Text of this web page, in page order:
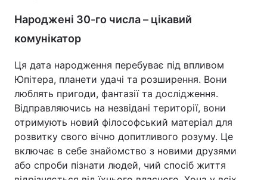
Народжені 30-го числа – цікавий
комунікатор
Ця дата народження перебуває під впливом
Юпітера, планети удачі та розширення. Вони
люблять пригоди, фантазії та дослідження.
Відправляючись на незвідані території, вони
отримують новий філософський матеріал для
розвитку свого вічно допитливого розуму. Це
включає в себе знайомство з новими друзями
або спроби пізнати людей, чий спосіб життя